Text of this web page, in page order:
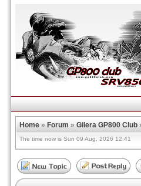
Home » Forum » Gilera GP800 Club
The time now is Sun 09 Aug, 2026 12:41